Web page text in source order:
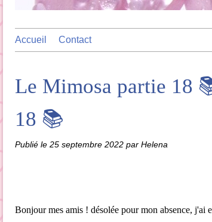
Accueil Contact
Le Mimosa partie 18
18 📚
Publié le 25 septembre 2022 par Helena
Bonjour mes amis ! désolée pour mon absence, j'ai